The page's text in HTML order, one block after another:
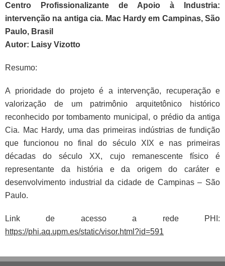
Centro Profissionalizante de Apoio à Industria:
intervenção na antiga cia. Mac Hardy em Campinas, São
Paulo, Brasil
Autor: Laisy Vizotto
Resumo:
A prioridade do projeto é a intervenção, recuperação e
valorização de um patrimônio arquitetônico histórico
reconhecido por tombamento municipal, o prédio da antiga
Cia. Mac Hardy, uma das primeiras indústrias de fundição
que funcionou no final do século XIX e nas primeiras
décadas do século XX, cujo remanescente físico é
representante da história e da origem do caráter e
desenvolvimento industrial da cidade de Campinas – São
Paulo.
Link de acesso a rede PHI:
https://phi.aq.upm.es/static/visor.html?id=591